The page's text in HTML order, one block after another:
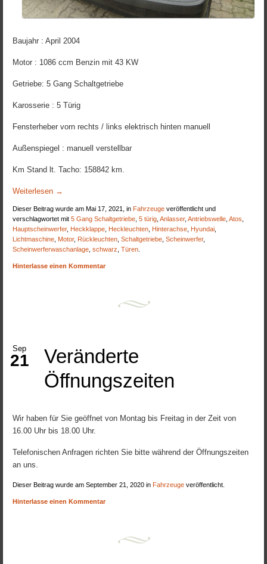
Baujahr : April 2004
Motor : 1086 ccm Benzin mit 43 KW
Getriebe: 5 Gang Schaltgetriebe
Karosserie : 5 Türig
Fensterheber vorn rechts / links elektrisch hinten manuell
Außenspiegel : manuell verstellbar
Km Stand lt. Tacho: 158842 km.
Weiterlesen →
Dieser Beitrag wurde am Mai 17, 2021, in Fahrzeuge veröffentlicht und
verschlagwortet mit5 Gang Schaltgetriebe ,5 türig ,Anlasser,Antriebswelle ,Atos
Hauptscheinwerfer, Heckklappe Heckleuchten Hinterachse Hyundai
Lichtmaschine Motor, Rückleuchten ,Schaltgetriebe ,Scheinwerfer,
Scheinwerferwaschanlage ,schwarz ,Türen
Hinterlasse einen Kommentar
Veränderte
Öffnungszeiten
Sep
21
Wir haben für Sie geöffnet von Montag bis Freitag in der Zeit von
16.00 Uhr bis 18.00 Uhr.
Telefonischen Anfragen richten Sie bitte während der Öffnungszeiten
an uns.
Dieser Beitrag wurde am September 21, 2020 in Fahrzeuge veröffentlicht.
Hinterlasse einen Kommentar